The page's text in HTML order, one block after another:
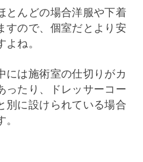
とんどの場合洋服や下着
すので、個室だとより安
ね。
には施術室の仕切りがカ
ったり、ドレッサーコー
別に設けられている場合